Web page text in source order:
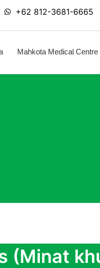
+62 812-3681-6665
Mahkota Medical Centre
(Minat